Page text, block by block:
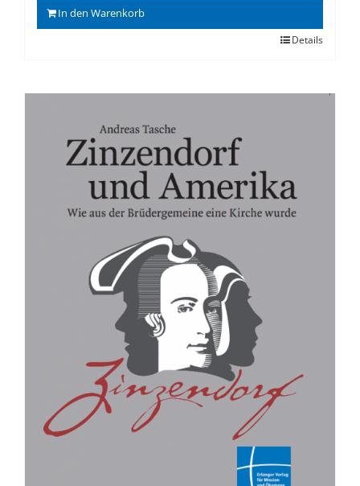
In den Warenkorb
Details